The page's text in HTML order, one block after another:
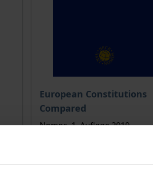
European Constitutions
Compared
Nomos, 1. Auflage 2019